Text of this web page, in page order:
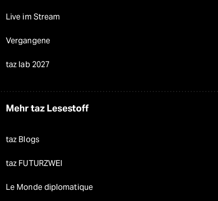
Live im Stream
Vergangene
taz lab 2027
Mehr taz Lesestoff
taz Blogs
taz FUTURZWEI
Le Monde diplomatique